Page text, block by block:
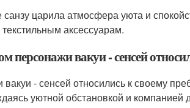
санзу царила атмосфера уюта и
аксессуарам.
персонажи вакуи - сенсей
- сенсей относились к своему
уютной обстановкой и компанией